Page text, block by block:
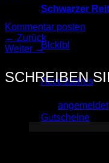
Schwarzer
Blcklbl
Accessoires
Gutscheine
Trackbacks sind
Kommentar posten
← Zurück
Weiter →
SCHREIBEN
angemeldet
abzugeben.